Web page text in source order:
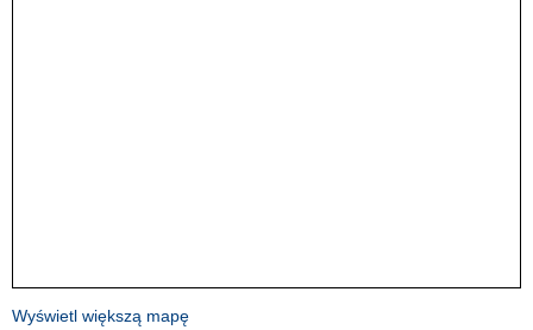
Wyświetl większą mapę